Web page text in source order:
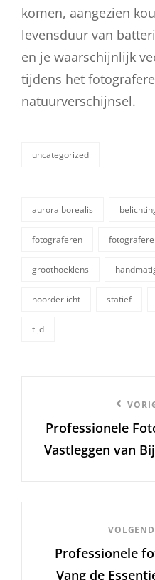
komen, aangezien
levensduur van
en je waarschijnlijk
tijdens het
natuurverschijnsel.
categorieën
uncategorized
tags,
aurora borealis
fotograferen
groothoeklens
noorderlicht statief
tijd
bericht
Professionele
Vastleggen van
Bericht
Professionele
Vang de